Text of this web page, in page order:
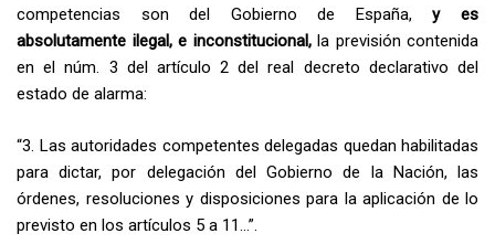
competencias son del Gobierno de España,y es
absolutamente ilegal, e inconstitucional, la previsión contenida
en el núm. 3 del artículo 2 del real decreto declarativo del
estado de alarma:
“3. Las autoridades competentes delegadas quedan habilitadas
para dictar, por delegación del Gobierno de la Nación, las
órdenes, resoluciones y disposiciones para la aplicación de lo
previsto en los artículos 5 a 11…”.